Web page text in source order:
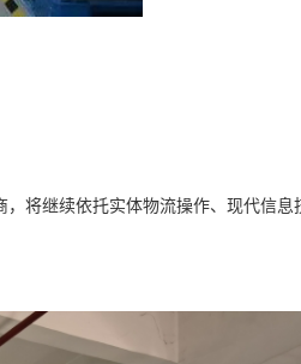
将继续依托实体物流操作、现代信息